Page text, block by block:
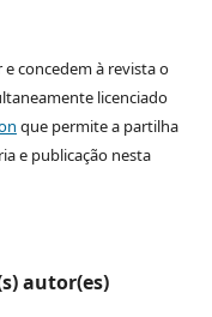
concedem à revista o
licenciado
que permite a partilha
e publicação nesta
autor(es)